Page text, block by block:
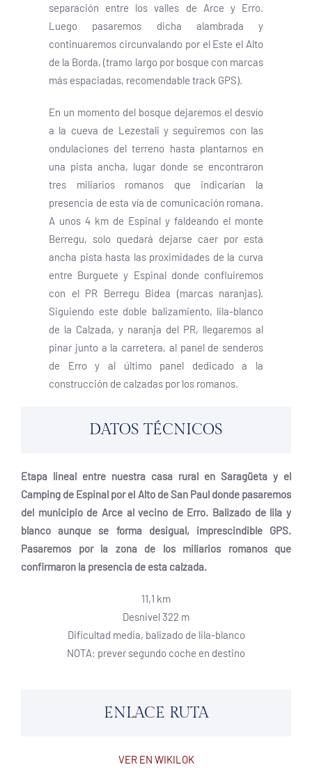
separación entre los valles de Arce y Erro.
Luego pasaremos dicha alambrada y
continuaremos circunvalando por el Este el Alto
de la Borda, (tramo largo por bosque con marcas
más espaciadas, recomendable track GPS).
En un momento del bosque dejaremos el desvío
a la cueva de Lezestali y seguiremos con las
ondulaciones del terreno hasta plantarnos en
una pista ancha, lugar donde se encontraron
tres miliarios romanos que indicarían la
presencia de esta vía de comunicación romana.
A unos 4 km de Espinal y faldeando el monte
Berregu, solo quedará dejarse caer por esta
ancha pista hasta las proximidades de la curva
entre Burguete y Espinal donde confluiremos
con el PR Berregu Bidea (marcas naranjas).
Siguiendo este doble balizamiento, lila-blanco
de la Calzada, y naranja del PR, llegaremos al
pinar junto a la carretera, al panel de senderos
de Erro y al último panel dedicado a la
construcción de calzadas por los romanos.
DATOS TÉCNICOS
Etapa lineal entre nuestra casa rural en Saragüeta y el
Camping de Espinal por el Alto de San Paul donde pasaremos
del municipio de Arce al vecino de Erro. Balizado de lila y
blanco aunque se forma desigual, imprescindible GPS.
Pasaremos por la zona de los miliarios romanos que
confirmaron la presencia de esta calzada.
11,1 km
Desnivel 322 m
Dificultad media, balizado de lila-blanco
NOTA: prever segundo coche en destino
ENLACE RUTA
VER EN WIKILOK